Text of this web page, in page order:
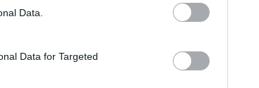
Data.
Data for Targeted
până la